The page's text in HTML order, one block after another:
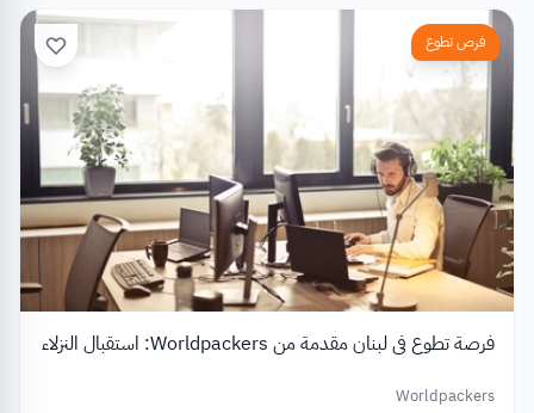
فرص تطوع
فرصة تطوع في لبنان مقدمة من Worldpackers: استقبال النزلاء
Worldpackers